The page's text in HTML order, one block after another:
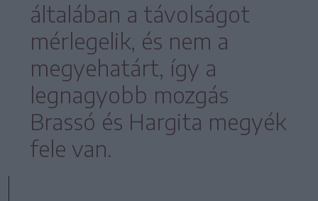
általában a távolságot
mérlegelik, és nem a
megyehatárt, így a
legnagyobb mozgás
Brassó és Hargita megyék
fele van.